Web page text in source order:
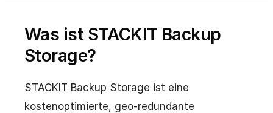
Was ist STACKIT Backup
Storage?
STACKIT Backup Storage ist eine
kostenoptimierte, geo-redundante